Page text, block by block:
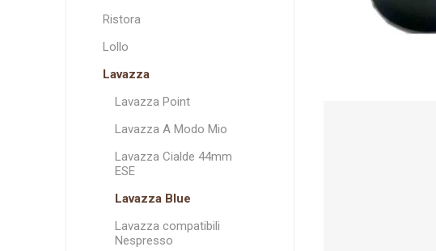
Ristora
Lollo
Lavazza
Lavazza Point
Lavazza A Modo Mio
Lavazza Cialde 44mm
ESE
Lavazza Blue
Lavazza compatibili
Nespresso